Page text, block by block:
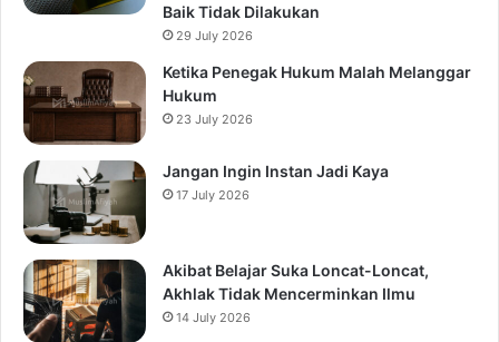
Baik Tidak Dilakukan
29 July 2026
Ketika Penegak Hukum Malah Melanggar
Hukum
23 July 2026
Jangan Ingin Instan Jadi Kaya
17 July 2026
Akibat Belajar Suka Loncat-Loncat,
Akhlak Tidak Mencerminkan Ilmu
14 July 2026